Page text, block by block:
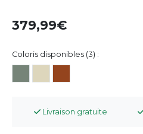
379,99
Coloris disponibles (3) :
Livraison gratuite